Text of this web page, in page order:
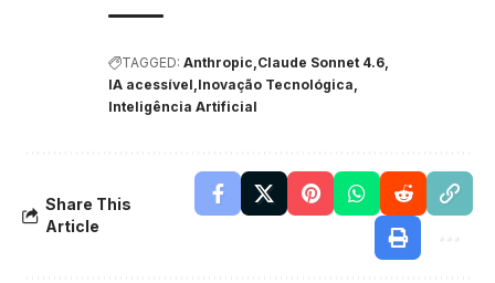
TAGGED: Anthropic Claude Sonnet 4.6
IA acessível Inovação Tecnológica
Inteligência Artificial
Share This
Article